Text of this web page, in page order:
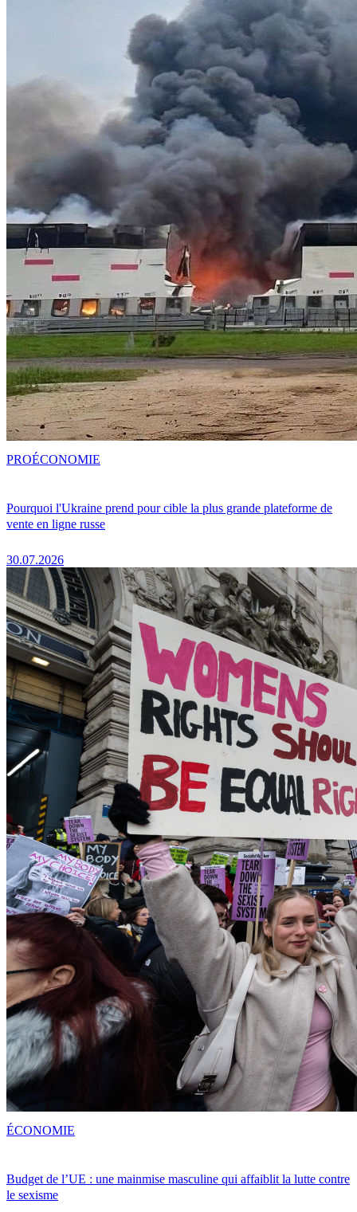
Pourquoi l'Ukraine prend pour cible la plus grande plateforme de
vente en ligne russe
30.07.2026
PROÉCONOMIE
Budget de l’UE : une mainmise masculine qui affaiblit la lutte contre
le sexisme
ÉCONOMIE